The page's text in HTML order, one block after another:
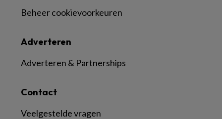
Contact
Veelgestelde vragen
Adverteren
Adverteren & Partnerships
Beheer cookievoorkeuren